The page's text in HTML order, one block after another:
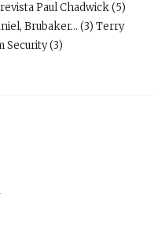
Paul Chadwick (5)
Brubaker… (3) Terry
Security (3)